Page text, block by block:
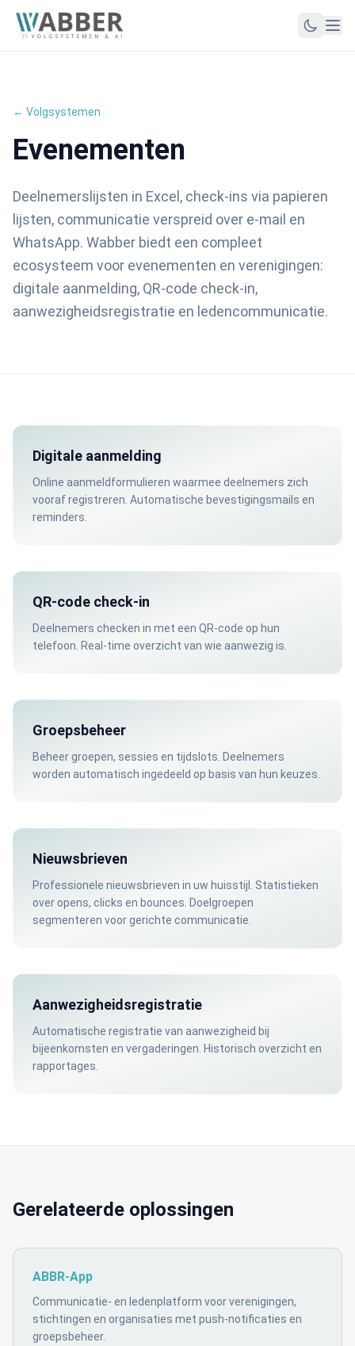
← Volgsystemen
Evenementen
Deelnemerslijsten in Excel, check-ins via papieren
lijsten, communicatie verspreid over e-mail en
WhatsApp. Wabber biedt een compleet
ecosysteem voor evenementen en verenigingen:
digitale aanmelding, QR-code check-in,
aanwezigheidsregistratie en ledencommunicatie.
Digitale aanmelding
Online aanmeldformulieren waarmee deelnemers zich
vooraf registreren. Automatische bevestigingsmails en
reminders.
QR-code check-in
Deelnemers checken in met een QR-code op hun
telefoon. Real-time overzicht van wie aanwezig is.
Groepsbeheer
Beheer groepen, sessies en tijdslots. Deelnemers
worden automatisch ingedeeld op basis van hun keuzes.
Nieuwsbrieven
Professionele nieuwsbrieven in uw huisstijl. Statistieken
over opens, clicks en bounces. Doelgroepen
segmenteren voor gerichte communicatie.
Aanwezigheidsregistratie
Automatische registratie van aanwezigheid bij
bijeenkomsten en vergaderingen. Historisch overzicht en
rapportages.
Gerelateerde oplossingen
ABBR-App
Communicatie- en ledenplatform voor verenigingen,
stichtingen en organisaties met push-notificaties en
groepsbeheer.